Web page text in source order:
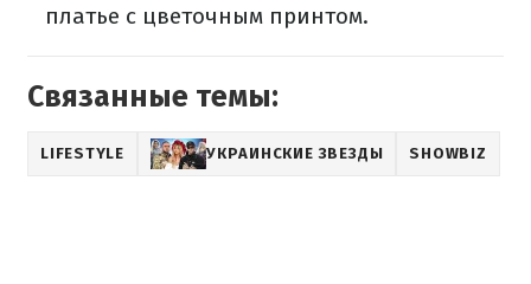
платье с цветочным принтом.
Связанные темы:
LIFESTYLE УКРАИНСКИЕ ЗВЕЗДЫ SHOWBIZ